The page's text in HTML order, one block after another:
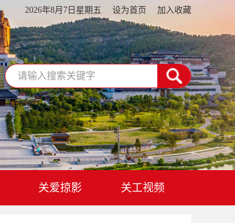
2026年8月7日星期五 设为首页 加入收藏
关爱掠影 关工视频